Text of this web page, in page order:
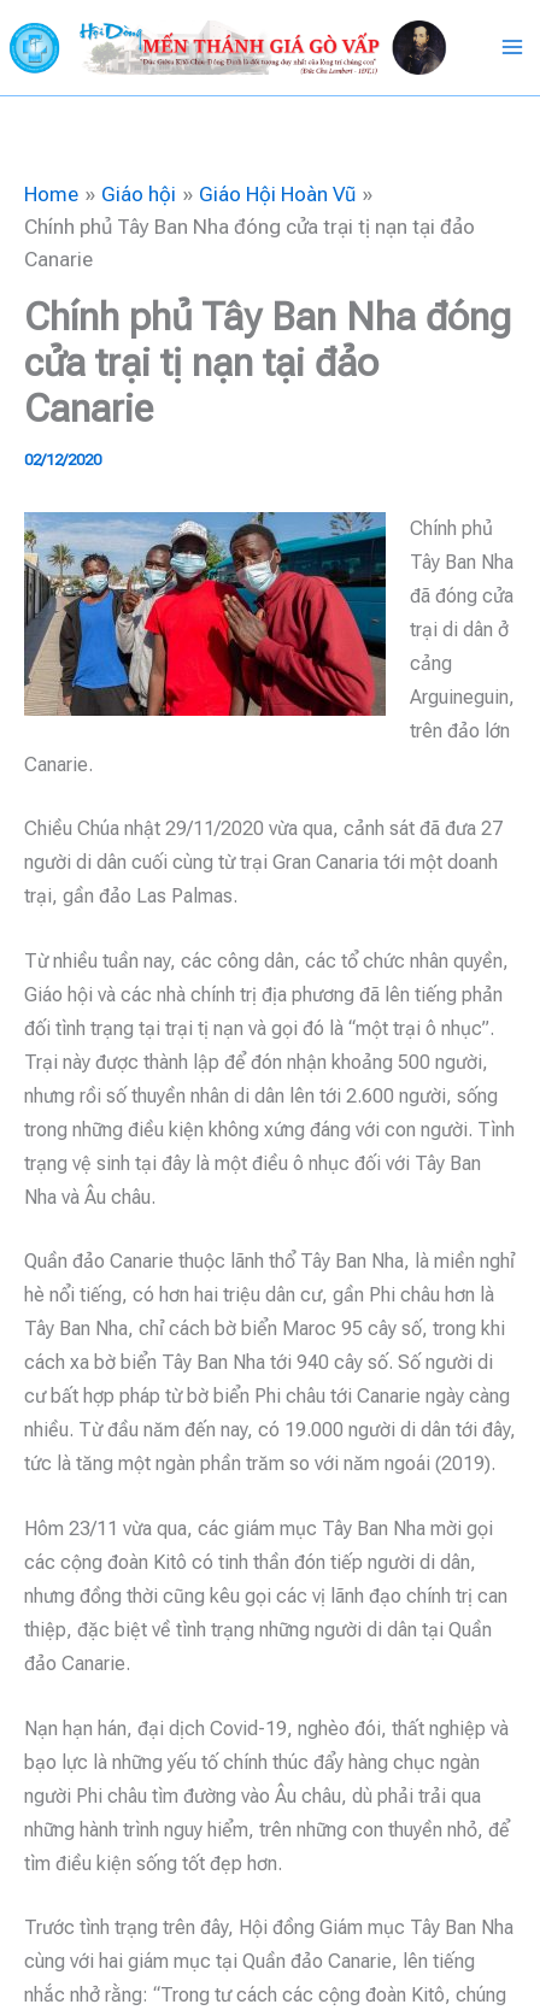
to
content
Home Giáo hội
Giáo Hội Hoàn Vũ
Chính phủ Tây Ban Nha đóng cửa trại tị nạn tại đảo
Canarie
Chính phủ Tây Ban Nha đóng
cửa trại tị nạn tại đảo
Canarie
02/12/2020
Chính phủ
Tây Ban Nha
đã đóng cửa
trại di dân ở
cảng
Arguineguin,
trên đảo lớn
Canarie.
Chiều Chúa nhật 29/11/2020 vừa qua, cảnh sát đã đưa 27
người di dân cuối cùng từ trại Gran Canaria tới một doanh
trại, gần đảo Las Palmas.
Từ nhiều tuần nay, các công dân, các tổ chức nhân quyền,
Giáo hội và các nhà chính trị địa phương đã lên tiếng phản
đối tình trạng tại trại tị nạn và gọi đó là “một trại ô nhục”.
Trại này được thành lập để đón nhận khoảng 500 người,
nhưng rồi số thuyền nhân di dân lên tới 2.600 người, sống
trong những điều kiện không xứng đáng với con người. Tình
trạng vệ sinh tại đây là một điều ô nhục đối với Tây Ban
Nha và Âu châu.
Quần đảo Canarie thuộc lãnh thổ Tây Ban Nha, là miền nghỉ
hè nổi tiếng, có hơn hai triệu dân cư, gần Phi châu hơn là
Tây Ban Nha, chỉ cách bờ biển Maroc 95 cây số, trong khi
cách xa bờ biển Tây Ban Nha tới 940 cây số. Số người di
cư bất hợp pháp từ bờ biển Phi châu tới Canarie ngày càng
nhiều. Từ đầu năm đến nay, có 19.000 người di dân tới đây,
tức là tăng một ngàn phần trăm so với năm ngoái (2019).
Hôm 23/11 vừa qua, các giám mục Tây Ban Nha mời gọi
các cộng đoàn Kitô có tinh thần đón tiếp người di dân,
nhưng đồng thời cũng kêu gọi các vị lãnh đạo chính trị can
thiệp, đặc biệt về tình trạng những người di dân tại Quần
đảo Canarie.
Nạn hạn hán, đại dịch Covid-19, nghèo đói, thất nghiệp và
bạo lực là những yếu tố chính thúc đẩy hàng chục ngàn
người Phi châu tìm đường vào Âu châu, dù phải trải qua
những hành trình nguy hiểm, trên những con thuyền nhỏ, để
tìm điều kiện sống tốt đẹp hơn.
Trước tình trạng trên đây, Hội đồng Giám mục Tây Ban Nha
cùng với hai giám mục tại Quần đảo Canarie, lên tiếng
nhắc nhở rằng: “Trong tư cách các cộng đoàn Kitô, chúng